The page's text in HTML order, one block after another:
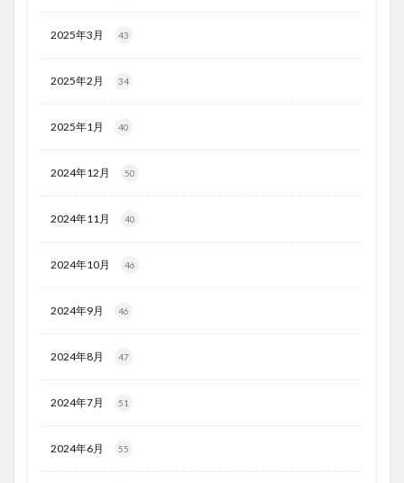
2025年3月 43
2025年2月 34
2025年1月 40
2024年12月 50
2024年11月 40
2024年10月 46
2024年9月 46
2024年8月 47
2024年7月 51
2024年6月 55